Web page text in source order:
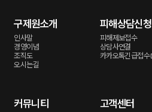
구제원소개
인사말
경영이념
조직도
오시는길
피해상담신청
피해제보접수
상담사연결
카카오톡긴급접수
커뮤니티 고객센터